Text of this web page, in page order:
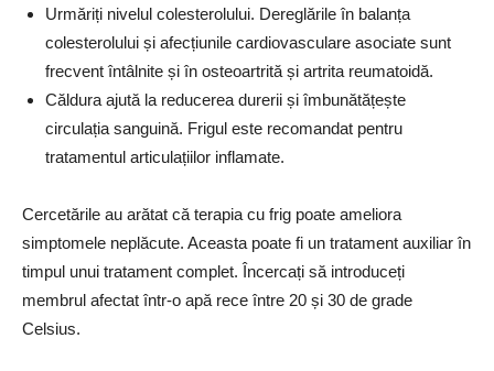
Urmăriți nivelul colesterolului. Dereglările în balanța
colesterolului și afecțiunile cardiovasculare asociate sunt
frecvent întâlnite și în osteoartrită și artrita reumatoidă.
Căldura ajută la reducerea durerii și îmbunătățește
circulația sanguină. Frigul este recomandat pentru
tratamentul articulațiilor inflamate.
Cercetările au arătat că terapia cu frig poate ameliora
simptomele neplăcute. Aceasta poate fi un tratament auxiliar în
timpul unui tratament complet. Încercați să introduceți
membrul afectat într-o apă rece între 20 și 30 de grade
Celsius.